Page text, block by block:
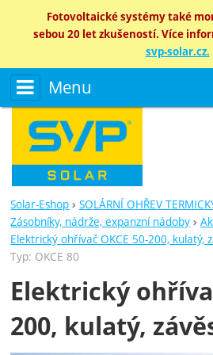
Fotovoltaické systémy také
sebou 20 let zkušeností. Více
svp-solar.cz.
Menu
Solar-Eshop
SOLÁRNÍ OHŘEV
Zásobníky, nádrže, expanzní nádoby
Elektrický ohřívač OKCE 50-200, kulatý,
Typ: OKCE 80
Elektrický
200, kulatý,